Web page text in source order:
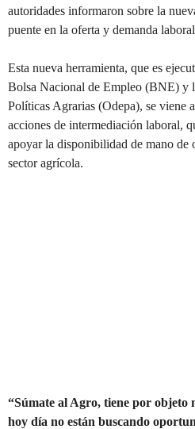
autoridades informaron sobre la
puente en la oferta y demanda
Esta nueva herramienta, que es
Bolsa Nacional de Empleo (BNE) y
Políticas Agrarias (Odepa), se viene
acciones de intermediación laboral,
apoyar la disponibilidad de mano de
sector agrícola.
“Súmate al Agro, tiene por objeto
hoy día no están buscando